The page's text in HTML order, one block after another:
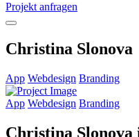
Projekt anfragen
open
Christina Slonova
App Webdesign Branding
App Webdesign Branding
Christina